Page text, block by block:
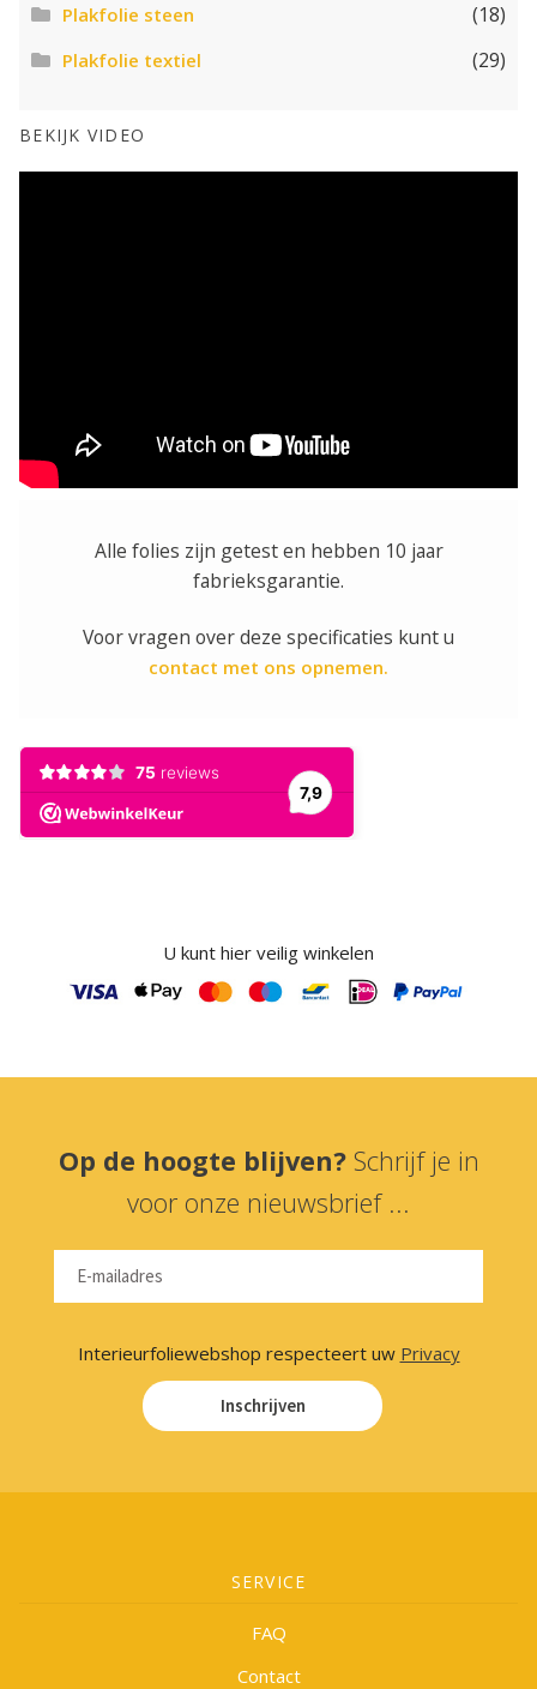
Plakfolie steen (18)
Plakfolie textiel (29)
BEKIJK VIDEO
Alle folies zijn getest en hebben 10 jaar
fabrieksgarantie.
Voor vragen over deze specificaties kunt u
contact met ons opnemen.
U kunt hier veilig winkelen
Op de hoogte blijven? Schrijf je in
voor onze nieuwsbrief ...
Interieurfoliewebshop respecteert uw Privacy
Inschrijven
SERVICE
FAQ
Contact